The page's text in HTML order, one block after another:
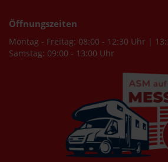
Öffnungszeiten
Montag - Freitag: 08:00 - 12:30 Uhr |
Samstag: 09:00 - 13:00 Uhr